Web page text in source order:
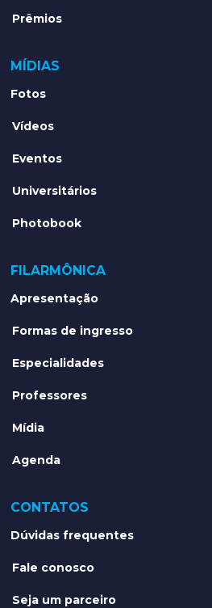
Prêmios
MÍDIAS
Fotos
Vídeos
Eventos
Universitários
Photobook
FILARMÔNICA
Apresentação
Formas de ingresso
Especialidades
Professores
Mídia
Agenda
CONTATOS
Dúvidas frequentes
Fale conosco
Seja um parceiro